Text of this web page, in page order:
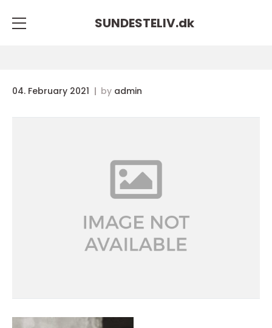
SUNDESTELIV.dk
04. February 2021 by admin